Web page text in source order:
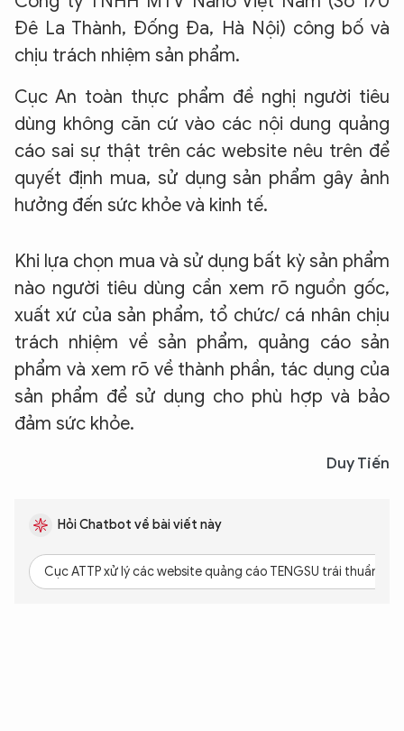
Đê La Thành, Đống Đa, Hà Nội) công bố và
chịu trách nhiệm sản phẩm.
Cục An toàn thực phẩm đề nghị người tiêu
dùng không căn cứ vào các nội dung quảng
cáo sai sự thật trên các website nêu trên để
quyết định mua, sử dụng sản phẩm gây ảnh
hưởng đến sức khỏe và kinh tế.
Khi lựa chọn mua và sử dụng bất kỳ sản phẩm
nào người tiêu dùng cần xem rõ nguồn gốc,
xuất xứ của sản phẩm, tổ chức/ cá nhân chịu
trách nhiệm về sản phẩm, quảng cáo sản
phẩm và xem rõ về thành phần, tác dụng của
sản phẩm để sử dụng cho phù hợp và bảo
đảm sức khỏe.
Duy Tiến
Hỏi Chatbot về bài viết này
Cục ATTP xử lý các website quảng cáo TENGSU trái thuần